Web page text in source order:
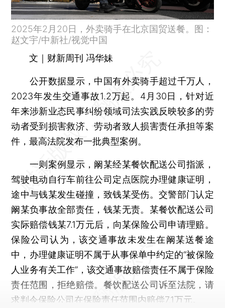
2025年2月20日，外卖骑手在北京国贸送餐。图：
赵文宇/中新社/视觉中国
文｜财新周刊 冯华妹
公开数据显示，中国有外卖骑手超过千万人，
2023年发生交通事故1.2万起。4月30日，针对近
年来涉新业态民事纠纷领域司法实践反映较多的劳
动者受到损害救济、劳动者致人损害责任承担等案
件，最高法院发布一批典型案例。
一则案例显示，阚某经某餐饮配送公司指派，
驾驶电动自行车前往公司定点医院办理健康证明，
途中与钱某发生碰撞，致钱某受伤。交警部门认定
阚某负事故全部责任，钱某无责。某餐饮配送公司
实际赔偿钱某7.1万元后，向某保险公司申请理赔。
保险公司认为，该交通事故未发生在阚某送餐途
中，办理健康证明不属于从事保单中约定的“被保险
人业务有关工作”，该交通事故赔偿责任不属于保险
责任范围，拒绝赔偿。餐饮配送公司诉至法院，请
求判令保险公司在保险责任范围内赔偿7.1万元。